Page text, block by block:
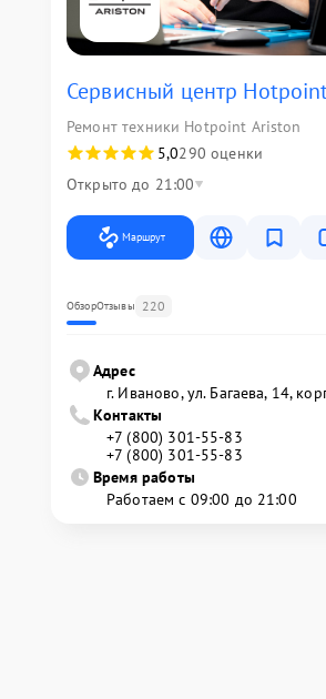
Сервисный центр
Ремонт техники Hotpoint Ariston
5,0290 оценки
Открыто до 21:00
Маршрут
ОбзорОтзывы 220
Адрес
г. Иваново, ул. Багаева, 14,
Контакты
+7 (800) 301-55-83
+7 (800) 301-55-83
Время работы
Работаем с 09:00 до 21:00